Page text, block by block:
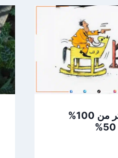
رفع الأسعار أكثر من 100%